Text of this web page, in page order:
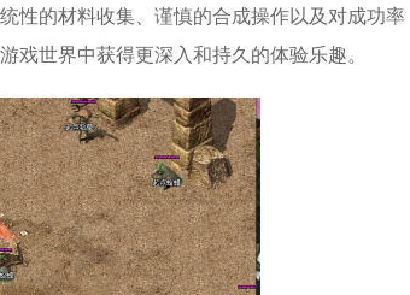
性的材料收集、谨慎的合成操作以及对成功率
戏世界中获得更深入和持久的体验乐趣。